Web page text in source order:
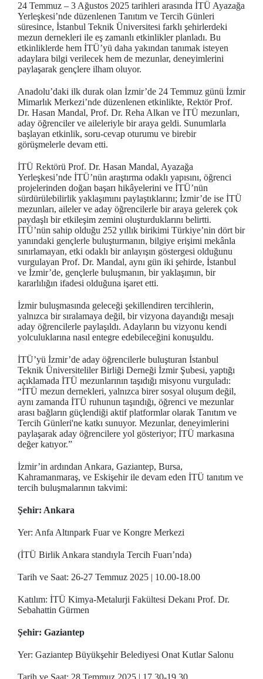
24 Temmuz – 3 Ağustos 2025 tarihleri arasında İTÜ Ayazağa
Yerleşkesi’nde düzenlenen Tanıtım ve Tercih Günleri
süresince, İstanbul Teknik Üniversitesi farklı şehirlerdeki
mezun dernekleri ile eş zamanlı etkinlikler planladı. Bu
etkinliklerde hem İTÜ’yü daha yakından tanımak isteyen
adaylara bilgi verilecek hem de mezunlar, deneyimlerini
paylaşarak gençlere ilham oluyor.
Anadolu’daki ilk durak olan İzmir’de 24 Temmuz günü İzmir
Mimarlık Merkezi’nde düzenlenen etkinlikte, Rektör Prof.
Dr. Hasan Mandal, Prof. Dr. Reha Alkan ve İTÜ mezunları,
aday öğrenciler ve aileleriyle bir araya geldi. Sunumlarla
başlayan etkinlik, soru-cevap oturumu ve birebir
görüşmelerle devam etti.
İTÜ Rektörü Prof. Dr. Hasan Mandal, Ayazağa
Yerleşkesi’nde İTÜ’nün araştırma odaklı yapısını, öğrenci
projelerinden doğan başarı hikâyelerini ve İTÜ’nün
sürdürülebilirlik yaklaşımını paylaştıklarını; İzmir’de ise İTÜ
mezunları, aileler ve aday öğrencilerle bir araya gelerek çok
paydaşlı bir etkileşim zemini oluşturduklarını belirtti.
İTÜ’nün sahip olduğu 252 yıllık birikimi Türkiye’nin dört bir
yanındaki gençlerle buluşturmanın, bilgiye erişimi mekânla
sınırlamayan, etki odaklı bir anlayışın göstergesi olduğunu
vurgulayan Prof. Dr. Mandal, aynı gün iki şehirde, İstanbul
ve İzmir’de, gençlerle buluşmanın, bir yaklaşımın, bir
kararlılığın ifadesi olduğuna işaret etti.
İzmir buluşmasında geleceği şekillendiren tercihlerin,
yalnızca bir sıralamaya değil, bir vizyona dayandığı mesajı
aday öğrencilerle paylaşıldı. Adayların bu vizyonu kendi
yolculuklarına nasıl entegre edebileceğini konuşuldu.
İTÜ’yü İzmir’de aday öğrencilerle buluşturan İstanbul
Teknik Üniversiteliler Birliği Derneği İzmir Şubesi, yaptığı
açıklamada İTÜ mezunlarının taşıdığı misyonu vurguladı:
“İTÜ mezun dernekleri, yalnızca birer sosyal oluşum değil,
aynı zamanda İTÜ ruhunun taşındığı, öğrenci ve mezunlar
arası bağların güçlendiği aktif platformlar olarak Tanıtım ve
Tercih Günleri'ne katkı sunuyor. Mezunlar, deneyimlerini
paylaşarak aday öğrencilere yol gösteriyor; İTÜ markasına
değer katıyor.”
İzmir’in ardından Ankara, Gaziantep, Bursa,
Kahramanmaraş, ve Eskişehir ile devam eden İTÜ tanıtım ve
tercih buluşmalarının takvimi:
Şehir: Ankara
Yer: Anfa Altınpark Fuar ve Kongre Merkezi
(İTÜ Birlik Ankara standıyla Tercih Fuarı’nda)
Tarih ve Saat: 26-27 Temmuz 2025 | 10.00-18.00
Katılım: İTÜ Kimya-Metalurji Fakültesi Dekanı Prof. Dr.
Sebahattin Gürmen
Şehir: Gaziantep
Yer: Gaziantep Büyükşehir Belediyesi Onat Kutlar Salonu
Tarih ve Saat: 28 Temmuz 2025 | 17.30-19.30